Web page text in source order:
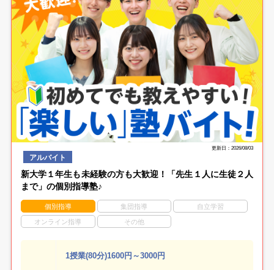
更新日：2026/08/03
アルバイト
新大学１年生も未経験の方も大歓迎！「先生１人に生徒２人
まで」の個別指導塾♪
個別指導 集団指導 自立学習
オンライン指導 その他
1授業(80分)1600円～3000円